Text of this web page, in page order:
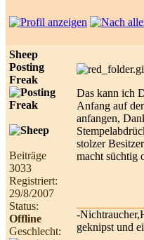
Sheep
Posting
Freak
Beiträge
3033
Registriert:
29/8/2007
Status:
Offline
Geschlecht:
Das kann ich
Anfang auf
anfangen,
stolzer
macht süchtig
-
geknipst und